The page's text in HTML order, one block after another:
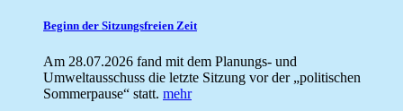
Beginn der Sitzungsfreien Zeit
Am 28.07.2026 fand mit dem Planungs- und
Umweltausschuss die letzte Sitzung vor der „politischen
Sommerpause“ statt. mehr